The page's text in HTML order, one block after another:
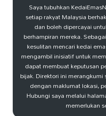
Saya tubuhkan
setiap rakyat Malaysia
dan boleh dipercayai
berhampiran mereka.
kesulitan mencari kedai
mengambil inisiatif untuk
dapat membuat keputusan
bijak. Direktori ini
dengan maklumat lokasi,
Hubungi saya melalui
memerlukan